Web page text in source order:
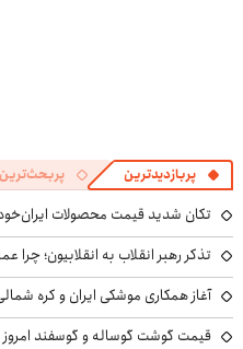
پربازدیدترین پربحث‌ترین
تکان شدید قیمت محصولات ایران‌خودرو و
تذکر رهبر انقلاب به انقلابیون؛ چرا
آغاز همکاری موشکی ایران و کره
قیمت گوشت گوساله و گوسفند امروز شنبه ۱۷ مرداد